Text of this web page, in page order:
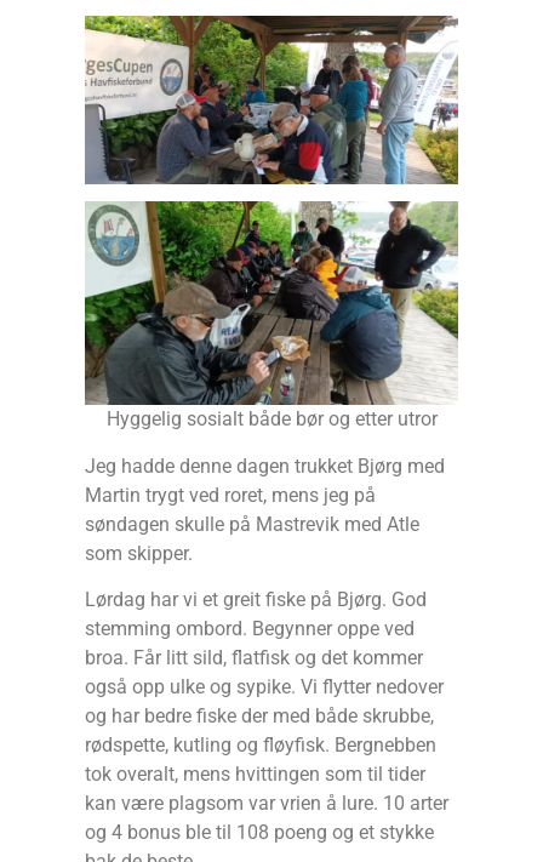
Hyggelig sosialt både bør og etter utror
Jeg hadde denne dagen trukket Bjørg med
Martin trygt ved roret, mens jeg på
søndagen skulle på Mastrevik med Atle
som skipper.
Lørdag har vi et greit fiske på Bjørg. God
stemming ombord. Begynner oppe ved
broa. Får litt sild, flatfisk og det kommer
også opp ulke og sypike. Vi flytter nedover
og har bedre fiske der med både skrubbe,
rødspette, kutling og fløyfisk. Bergnebben
tok overalt, mens hvittingen som til tider
kan være plagsom var vrien å lure. 10 arter
og 4 bonus ble til 108 poeng og et stykke